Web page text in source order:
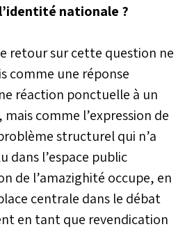
nationale ?
retour sur cette question ne
comme une réponse
réaction ponctuelle à un
comme l’expression de
structurel qui n’a
dans l’espace public
de l’amazighité occupe, en
centrale dans le débat
en tant que revendication